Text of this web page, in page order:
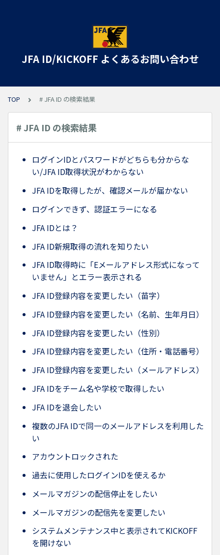
JFA ID/KICKOFF よくあるお問い合わせ
TOP # JFA ID の検索結果
# JFA ID の検索結果
ログインIDとパスワードがどちらも分からな
い/JFA ID取得状況がわからない
JFA IDを取得したが、確認メールが届かない
ログインできず、認証エラーになる
JFA IDとは？
JFA ID新規取得の流れを知りたい
JFA ID取得時に「Eメールアドレス形式になって
いません」とエラー表示される
JFA ID登録内容を変更したい（苗字）
JFA ID登録内容を変更したい（名前、生年月日）
JFA ID登録内容を変更したい（性別）
JFA ID登録内容を変更したい（住所・電話番号）
JFA ID登録内容を変更したい（メールアドレス）
JFA IDをチーム名や学校で取得したい
JFA IDを退会したい
複数のJFA IDで同一のメールアドレスを利用した
い
アカウントロックされた
過去に使用したログインIDを使えるか
メールマガジンの配信停止をしたい
メールマガジンの配信先を変更したい
システムメンテナンス中と表示されてKICKOFF
を開けない